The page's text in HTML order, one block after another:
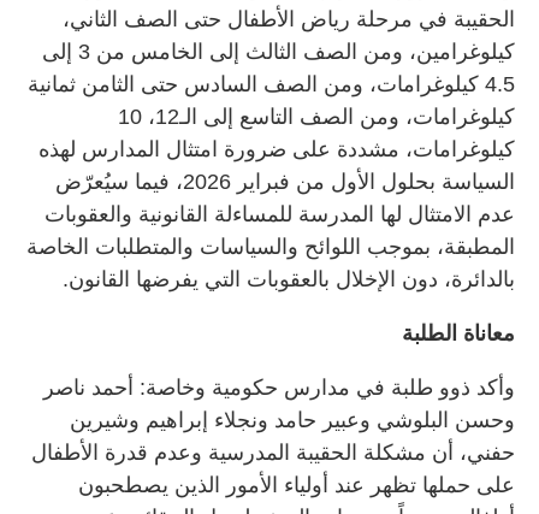
الحقيبة في مرحلة رياض الأطفال حتى الصف الثاني،
كيلوغرامين، ومن الصف الثالث إلى الخامس من 3 إلى
4.5 كيلوغرامات، ومن الصف السادس حتى الثامن ثمانية
كيلوغرامات، ومن الصف التاسع إلى الـ12، 10
كيلوغرامات، مشددة على ضرورة امتثال المدارس لهذه
السياسة بحلول الأول من فبراير 2026، فيما سيُعرّض
عدم الامتثال لها المدرسة للمساءلة القانونية والعقوبات
المطبقة، بموجب اللوائح والسياسات والمتطلبات الخاصة
بالدائرة، دون الإخلال بالعقوبات التي يفرضها القانون.
معاناة الطلبة
وأكد ذوو طلبة في مدارس حكومية وخاصة: أحمد ناصر
وحسن البلوشي وعبير حامد ونجلاء إبراهيم وشيرين
حفني، أن مشكلة الحقيبة المدرسية وعدم قدرة الأطفال
على حملها تظهر عند أولياء الأمور الذين يصطحبون